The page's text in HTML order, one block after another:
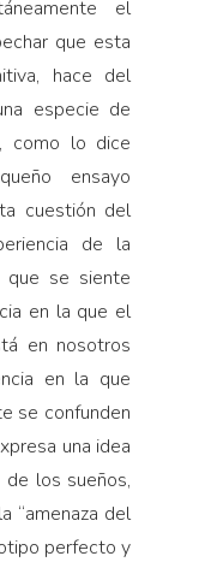
el
que esta
hace del
especie de
como lo dice
ensayo
cuestión del
de la
se siente
en la que el
en nosotros
en la que
se confunden
una idea
los sueños,
“amenaza del
perfecto y